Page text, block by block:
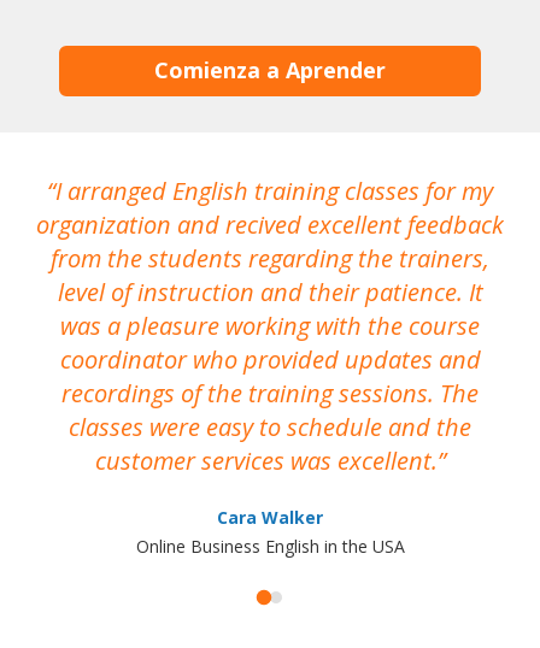
Comienza a Aprender
I arranged English training classes for my
organization and recived excellent feedback
from the students regarding the trainers,
level of instruction and their patience. It
was a pleasure working with the course
coordinator who provided updates and
recordings of the training sessions. The
classes were easy to schedule and the
customer services was excellent.
Cara Walker
Online Business English in the USA